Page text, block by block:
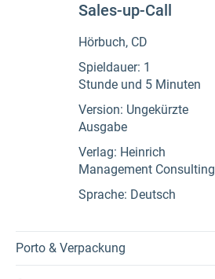
Sales-up-Call
Hörbuch, CD
Spieldauer: 1
Stunde und 5 Minuten
Version: Ungekürzte
Ausgabe
Verlag: Heinrich
Management Consulting
Sprache: Deutsch
Porto & Verpackung